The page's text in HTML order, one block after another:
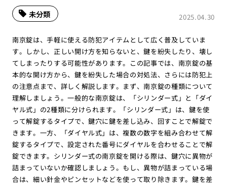
2025.04.30
未分類
南京錠は、手軽に使える防犯アイテムとして広く普及していま
す。しかし、正しい開け方を知らないと、鍵を紛失したり、壊し
てしまったりする可能性があります。この記事では、南京錠の基
本的な開け方から、鍵を紛失した場合の対処法、さらには防犯上
の注意点まで、詳しく解説します。まず、南京錠の種類について
理解しましょう。一般的な南京錠は、「シリンダー式」と「ダイ
ヤル式」の2種類に分けられます。「シリンダー式」は、鍵を使
って解錠するタイプで、鍵穴に鍵を差し込み、回すことで解錠で
きます。一方、「ダイヤル式」は、複数の数字を組み合わせて解
錠するタイプで、設定された番号にダイヤルを合わせることで解
錠できます。シリンダー式の南京錠を開ける際は、鍵穴に異物が
詰まっていないか確認しましょう。もし、異物が詰まっている場
合は、細い針金やピンセットなどを使って取り除きます。鍵を差